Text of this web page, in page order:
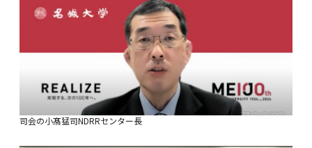
司会の小髙猛司NDRRセンター長